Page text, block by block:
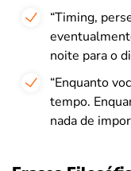
“Timing,
noite para o
“Enquanto
tempo.
nada de